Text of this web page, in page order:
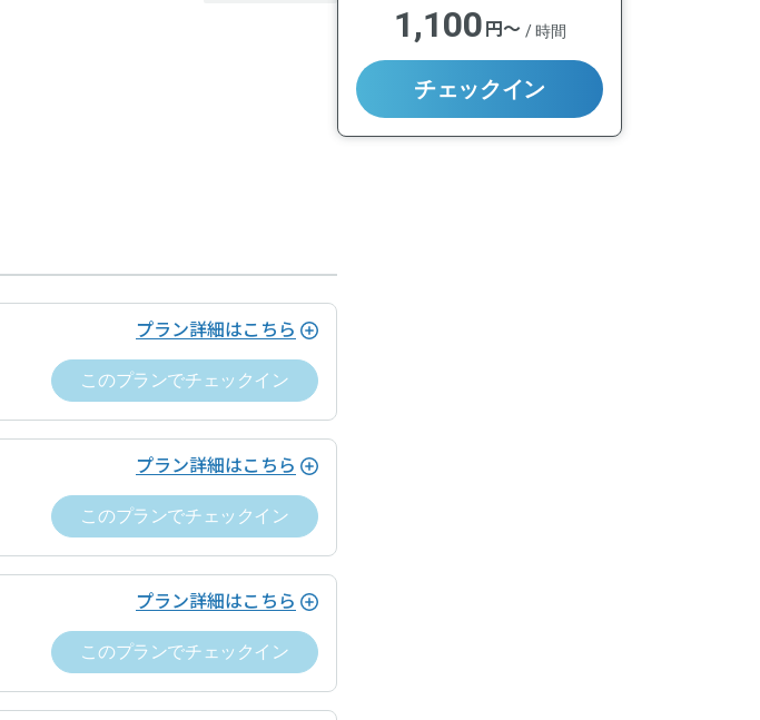
プラン詳細はこちら
このプランでチェックイン
プラン詳細はこちら
このプランでチェックイン
プラン詳細はこちら
このプランでチェックイン
1,100 円〜 / 時間
チェックイン